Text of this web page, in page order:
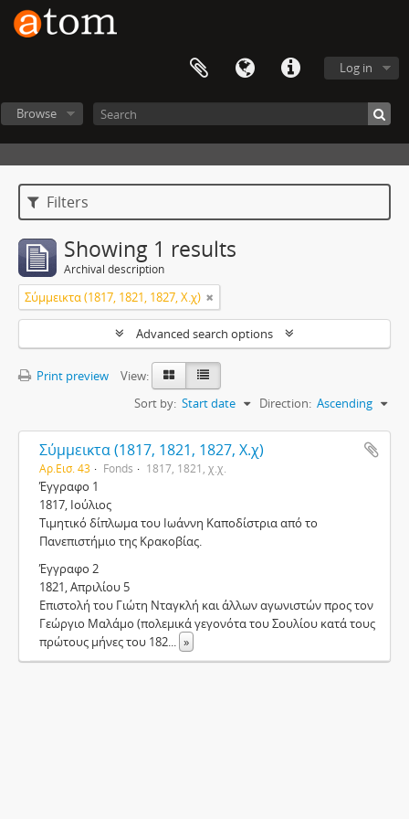
Log in
Browse
Filters
Showing 1 results
Archival description
Σύμμεικτα (1817, 1821, 1827, Χ.χ)
Advanced search options
Print preview
View:
Sort by: Start date Direction: Ascending
Σύμμεικτα (1817, 1821, 1827, Χ.χ)
Αρ.Εισ. 43 Fonds 1817, 1821, χ.χ.
Έγγραφο 1
1817, Ιούλιος
Τιμητικό δίπλωμα του Ιωάννη Καποδίστρια από το
Πανεπιστήμιο της Κρακοβίας.
Έγγραφο 2
1821, Απριλίου 5
Επιστολή του Γιώτη Νταγκλή και άλλων αγωνιστών προς τον
Γεώργιο Μαλάμο (πολεμικά γεγονότα του Σουλίου κατά τους
πρώτους μήνες του 182... »